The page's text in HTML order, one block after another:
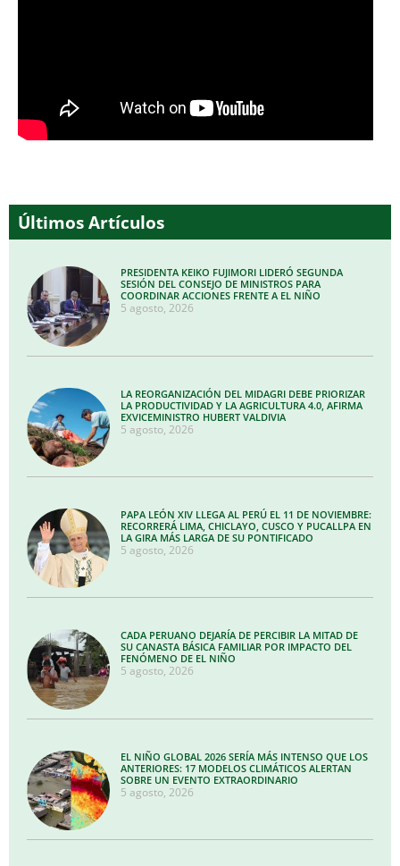
Últimos Artículos
PRESIDENTA KEIKO FUJIMORI LIDERÓ SEGUNDA
SESIÓN DEL CONSEJO DE MINISTROS PARA
COORDINAR ACCIONES FRENTE A EL NIÑO
5 agosto, 2026
LA REORGANIZACIÓN DEL MIDAGRI DEBE PRIORIZAR
LA PRODUCTIVIDAD Y LA AGRICULTURA 4.0, AFIRMA
EXVICEMINISTRO HUBERT VALDIVIA
5 agosto, 2026
PAPA LEÓN XIV LLEGA AL PERÚ EL 11 DE NOVIEMBRE:
RECORRERÁ LIMA, CHICLAYO, CUSCO Y PUCALLPA EN
LA GIRA MÁS LARGA DE SU PONTIFICADO
5 agosto, 2026
CADA PERUANO DEJARÍA DE PERCIBIR LA MITAD DE
SU CANASTA BÁSICA FAMILIAR POR IMPACTO DEL
FENÓMENO DE EL NIÑO
5 agosto, 2026
EL NIÑO GLOBAL 2026 SERÍA MÁS INTENSO QUE LOS
ANTERIORES: 17 MODELOS CLIMÁTICOS ALERTAN
SOBRE UN EVENTO EXTRAORDINARIO
5 agosto, 2026